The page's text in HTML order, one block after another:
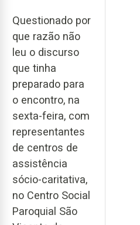
Questionado por
que razão não
leu o discurso
que tinha
preparado para
o encontro, na
sexta-feira, com
representantes
de centros de
assistência
sócio-caritativa,
no Centro Social
Paroquial São